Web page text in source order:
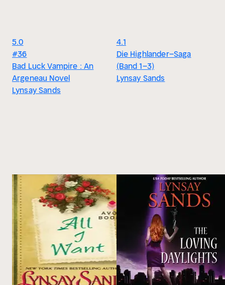
5.0
#36
Bad Luck Vampire : An
Argeneau Novel
Lynsay Sands
4.1
Die Highlander–Saga
(Band 1–3)
Lynsay Sands